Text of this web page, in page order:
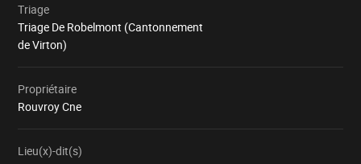
Triage
Triage De Robelmont (Cantonnement
de Virton)
Propriétaire
Rouvroy Cne
Lieu(x)-dit(s)